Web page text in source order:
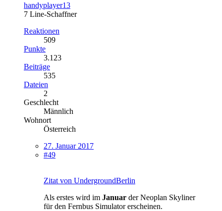
handyplayer13
7 Line-Schaffner
Reaktionen
509
Punkte
3.123
Beiträge
535
Dateien
2
Geschlecht
Männlich
Wohnort
Österreich
27. Januar 2017
#49
Zitat von UndergroundBerlin
Als erstes wird im Januar der Neoplan Skyliner
für den Fernbus Simulator erscheinen.